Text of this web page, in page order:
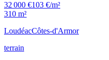
32 000 €103 €/m²
310 m²
LoudéacCôtes-d'Armor
terrain